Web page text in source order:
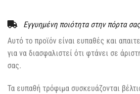
Εγγυημένη ποιότητα στην πόρτα σας
Αυτό το προϊόν είναι ευπαθές και
για να διασφαλιστεί ότι φτάνει σε
σας.
Τα ευπαθή τρόφιμα συσκευάζονται